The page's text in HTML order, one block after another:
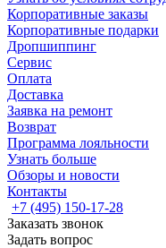
Корпоративные заказы
Корпоративные подарки
Дропшиппинг
Сервис
Оплата
Доставка
Заявка на ремонт
Возврат
Программа лояльности
Узнать больше
Обзоры и новости
Контакты
+7 (495) 150-17-28
Заказать звонок
Задать вопрос